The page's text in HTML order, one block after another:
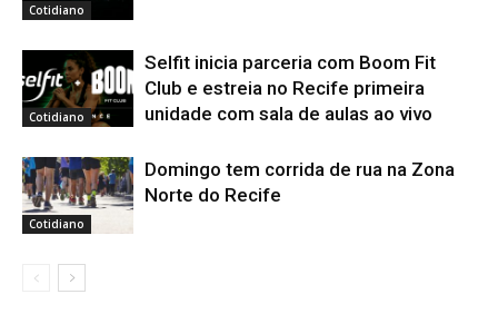
Cotidiano
Cotidiano
Selfit inicia parceria com Boom Fit
Club e estreia no Recife primeira
unidade com sala de aulas ao vivo
Cotidiano
Domingo tem corrida de rua na Zona
Norte do Recife